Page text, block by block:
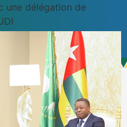
une délégation de